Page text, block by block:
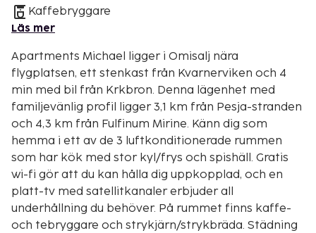
Kaffebryggare
Läs mer
Apartments Michael ligger i Omisalj nära
flygplatsen, ett stenkast från Kvarnerviken och 4
min med bil från Krkbron. Denna lägenhet med
familjevänlig profil ligger 3,1 km från Pesja-stranden
och 4,3 km från Fulfinum Mirine. Känn dig som
hemma i ett av de 3 luftkonditionerade rummen
som har kök med stor kyl/frys och spishäll. Gratis
wi-fi gör att du kan hålla dig uppkopplad, och en
platt-tv med satellitkanaler erbjuder all
underhållning du behöver. På rummet finns kaffe-
och tebryggare och strykjärn/strykbräda. Städning